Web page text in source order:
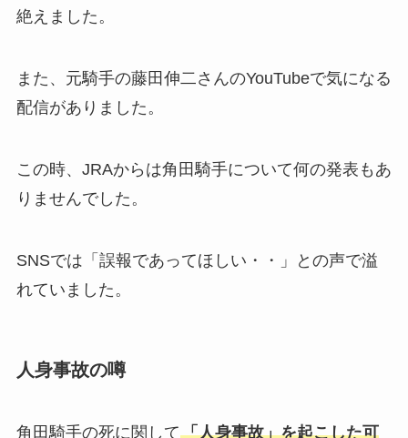
絶えました。
また、元騎手の藤田伸二さんのYouTubeで気になる
配信がありました。
この時、JRAからは角田騎手について何の発表もあ
りませんでした。
SNSでは「誤報であってほしい・・」との声で溢
れていました。
人身事故の噂
角田騎手の死に関して「人身事故」を起こした可